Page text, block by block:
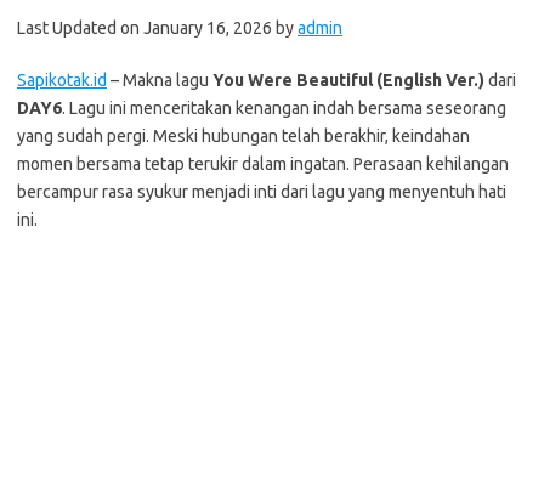
Last Updated on January 16, 2026 byadmin
Sapikotak.id – Makna lagu You Were Beautiful (English Ver.) dari
DAY6. Lagu ini menceritakan kenangan indah bersama seseorang
yang sudah pergi. Meski hubungan telah berakhir, keindahan
momen bersama tetap terukir dalam ingatan. Perasaan kehilangan
bercampur rasa syukur menjadi inti dari lagu yang menyentuh hati
ini.